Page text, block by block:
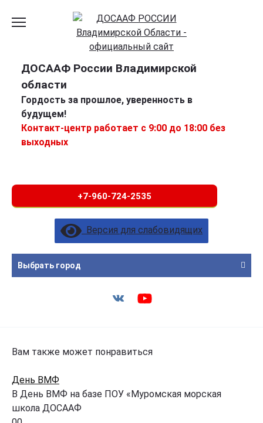
ДОСААФ России Владимирской
области
Гордость за прошлое, уверенность в
будущем!
Контакт-центр работает с 9:00 до 18:00 без
выходных
+7-960-724-2535
Версия для слабовидящих
Выбрать город
Вам также может понравиться
День ВМФ
В День ВМФ на базе ПОУ «Муромская морская
школа ДОСААФ